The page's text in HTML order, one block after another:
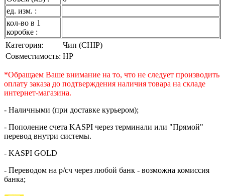
ед. изм. :
кол-во в 1
коробке :
Категория:
Чип (CHIP)
Совместимость: HP
*Обращаем Ваше внимание на то, что не следует производить
оплату заказа до подтверждения наличия товара на складе
интернет-магазина.
- Наличными (при доставке курьером);
- Пополение счета KASPI через терминали или "Прямой"
перевод внутри системы.
- KASPI GOLD
- Переводом на р/сч через любой банк - возможна комиссия
банка;